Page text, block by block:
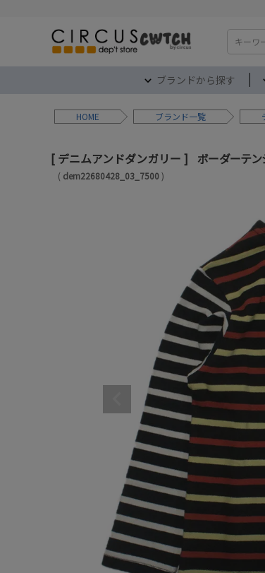
検索
ブランドから探す
HOME ブランド
デニムアンドダンガリー ボーダーテン
dem22680428_03_7500